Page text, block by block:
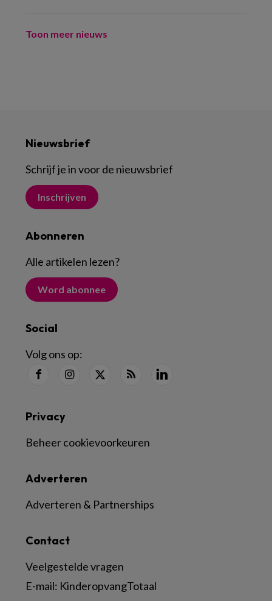
Toon meer nieuws
Nieuwsbrief
Schrijf je in voor de nieuwsbrief
Inschrijven
Abonneren
Alle artikelen lezen?
Word abonnee
Social
Volg ons op:
Contact
Veelgestelde vragen
E-mail: KinderopvangTotaal
Adverteren
Adverteren & Partnerships
Privacy
Beheer cookievoorkeuren